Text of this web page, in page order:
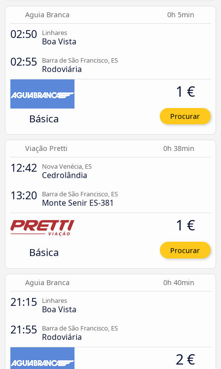
Aguia Branca 0h 5min
02:50 Linhares
Boa Vista
02:55 Barra de São Francisco, ES
Rodoviária
Básica
1 €
Procurar
Viação Pretti 0h 38min
12:42 Nova Venécia, ES
Cedrolândia
13:20 Barra de São Francisco, ES
Monte Senir ES-381
Básica
1 €
Procurar
Aguia Branca 0h 40min
21:15 Linhares
Boa Vista
21:55 Barra de São Francisco, ES
Rodoviária
2 €